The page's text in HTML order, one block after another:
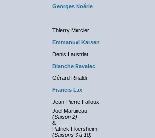
Georges Noérie
Thierry Mercier
Emmanuel Karsen
Denis Laustriat
Blanche Ravalec
Gérard Rinaldi
Francis Lax
Jean-Pierre Falloux
Joël Martineau
(Saison 2)
&
Patrick Floersheim
(Saisons 3 à 10)